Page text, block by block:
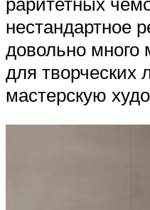
нестандартное
довольно много
для творческих
мастерскую